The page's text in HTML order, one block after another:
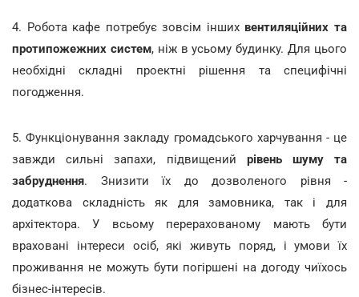
4. Робота кафе потребує зовсім іншихвентиляційних та
протипожежних систем, ніж в усьому будинку. Для цього
необхідні складні проектні рішення та специфічні
погодження.
5. Функціонування закладу громадського харчування - це
завжди сильні запахи, підвищений рівень шуму та
забруднення. Знизити їх до дозволеного рівня -
додаткова складність як для замовника, так і для
архітектора. У всьому перерахованому мають бути
враховані інтереси осіб, які живуть поряд, і умови їх
проживання не можуть бути погіршені на догоду чиїхось
бізнес-інтересів.